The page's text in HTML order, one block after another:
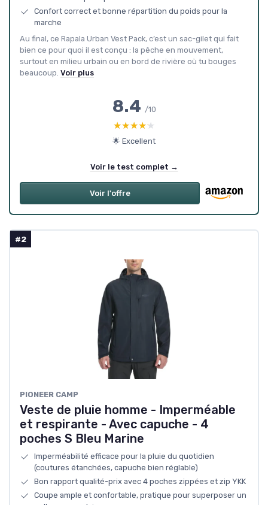
Confort correct et bonne répartition du poids pour la
marche
Au final, ce Rapala Urban Vest Pack, c’est un sac-gilet qui fait
bien ce pour quoi il est conçu : la pêche en mouvement,
surtout en milieu urbain ou en bord de rivière où tu bouges
beaucoup. Voir plus
8.4 /10
★★★★★
★★★★★
🌟 Excellent
Voir le test complet →
Voir l'offre
#2
PIONEER CAMP
Veste de pluie homme - Imperméable
et respirante - Avec capuche - 4
poches S Bleu Marine
Imperméabilité efficace pour la pluie du quotidien
(coutures étanchées, capuche bien réglable)
Bon rapport qualité-prix avec 4 poches zippées et zip YKK
Coupe ample et confortable, pratique pour superposer un